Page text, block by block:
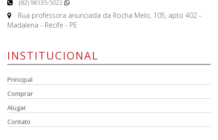
(82) 98135-5022
Rua professora anunciada da Rocha Melo, 105, apto 402 -
Madalena - Recife - PE
INSTITUCIONAL
Principal
Comprar
Alugar
Contato